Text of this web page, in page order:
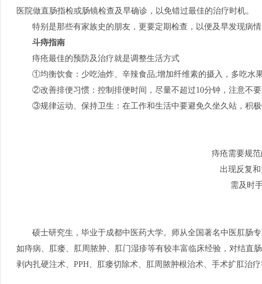
医院做直肠指检或肠镜检查及早确诊，以免错过最佳的治疗时机。
特别是那些有家族史的朋友，更要定期检查，以便及早发现病
斗痔指南
痔疮最佳的预防及治疗就是调整生活方式
①均衡饮食：少吃油炸、辛辣食品;增加纤维素的摄入，多吃水
②改善排便习惯：控制排便时间，尽量不超过10分钟，注意不
③规律运动、保持卫生：在工作和生活中要避免久坐久站，积
痔疮需要规
出现反复
需及时
硕士研究生，毕业于成都中医药大学。师从全国著名中医肛肠
如痔病、肛瘘、肛周脓肿、肛门湿疹等有较丰富临床经验，对结直
剥内扎硬注术、PPH、肛瘘切除术、肛周脓肿根治术、手术扩肛治